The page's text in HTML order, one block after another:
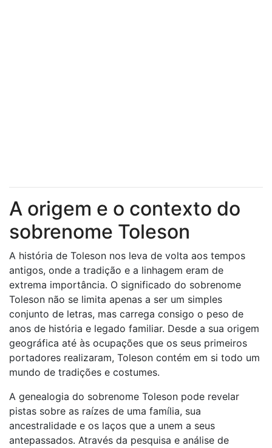
A origem e o contexto do
sobrenome Toleson
A história de Toleson nos leva de volta aos tempos
antigos, onde a tradição e a linhagem eram de
extrema importância. O significado do sobrenome
Toleson não se limita apenas a ser um simples
conjunto de letras, mas carrega consigo o peso de
anos de história e legado familiar. Desde a sua origem
geográfica até às ocupações que os seus primeiros
portadores realizaram, Toleson contém em si todo um
mundo de tradições e costumes.
A genealogia do sobrenome Toleson pode revelar
pistas sobre as raízes de uma família, sua
ancestralidade e os laços que a unem a seus
antepassados. Através da pesquisa e análise de